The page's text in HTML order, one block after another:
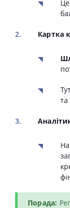
Картка
Порада: